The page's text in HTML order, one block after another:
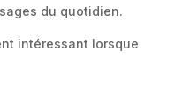
du quotidien.
intéressant lorsque